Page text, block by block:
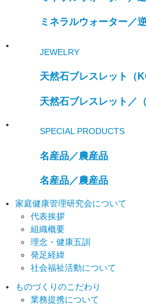
ミネラルウォーター／
JEWELRY
天然石ブレスレット （
天然石ブレスレット／
SPECIAL PRODUCTS
名産品／農産品
名産品／農産品
家庭健康管理研究会について
代表挨拶
組織概要
理念・健康五訓
発足経緯
社会福祉活動について
ものづくりのこだわり
業務提携について